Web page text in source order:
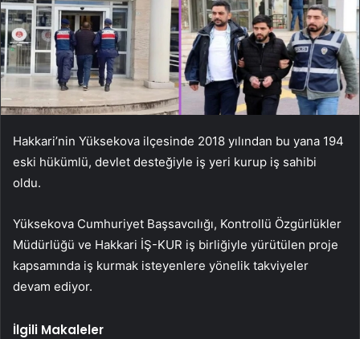
Hakkari’nin Yüksekova ilçesinde 2018 yılından bu yana 194
eski hükümlü, devlet desteğiyle iş yeri kurup iş sahibi
oldu.
Yüksekova Cumhuriyet Başsavcılığı, Kontrollü Özgürlükler
Müdürlüğü ve Hakkari İŞ-KUR iş birliğiyle yürütülen proje
kapsamında iş kurmak isteyenlere yönelik takviyeler
devam ediyor.
İlgili Makaleler